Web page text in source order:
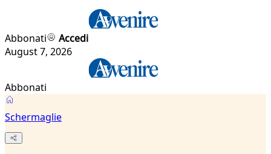
Abbonati
Accedi
August 7, 2026
Abbonati
Schermaglie